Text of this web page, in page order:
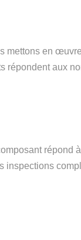
mettons en
répondent aux
répond
inspections